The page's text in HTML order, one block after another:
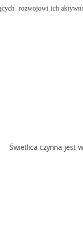
rozwojowi ich
Świetlica czynna jest